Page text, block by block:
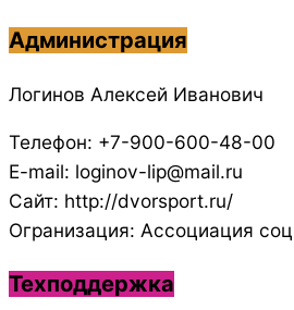
Администрация
Логинов Алексей Иванович
Телефон: +7-900-600-48-00
E-mail: loginov-lip@mail.ru
Сайт: http://dvorsport.ru/
Огранизация: Ассоциация
Техподдержка